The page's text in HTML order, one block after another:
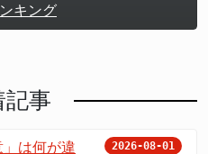
キング
記事
」は何が違
2026-08-01